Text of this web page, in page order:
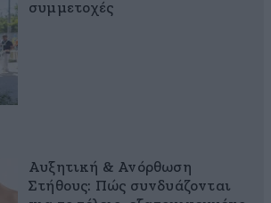
συμμετοχές
Αυξητική & Ανόρθωση
Στήθους: Πώς συνδυάζονται